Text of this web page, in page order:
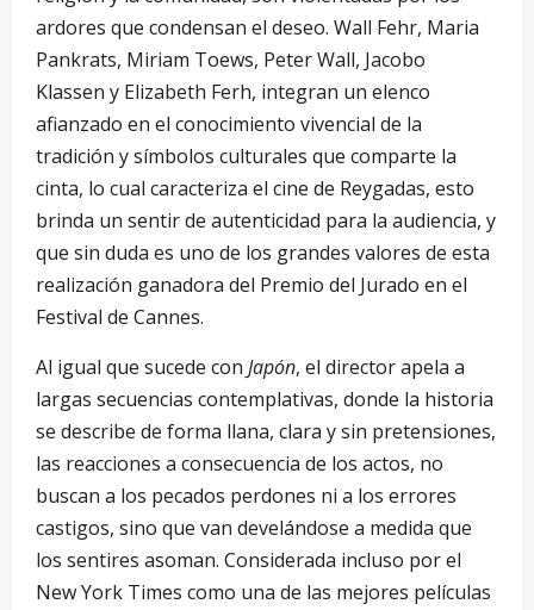
ardores que condensan el deseo. Wall Fehr, Maria
Pankrats, Miriam Toews, Peter Wall, Jacobo
Klassen y Elizabeth Ferh, integran un elenco
afianzado en el conocimiento vivencial de la
tradición y símbolos culturales que comparte la
cinta, lo cual caracteriza el cine de Reygadas, esto
brinda un sentir de autenticidad para la audiencia, y
que sin duda es uno de los grandes valores de esta
realización ganadora del Premio del Jurado en el
Festival de Cannes.
Al igual que sucede con Japón, el director apela a
largas secuencias contemplativas, donde la historia
se describe de forma llana, clara y sin pretensiones,
las reacciones a consecuencia de los actos, no
buscan a los pecados perdones ni a los errores
castigos, sino que van develándose a medida que
los sentires asoman. Considerada incluso por el
New York Times como una de las mejores películas